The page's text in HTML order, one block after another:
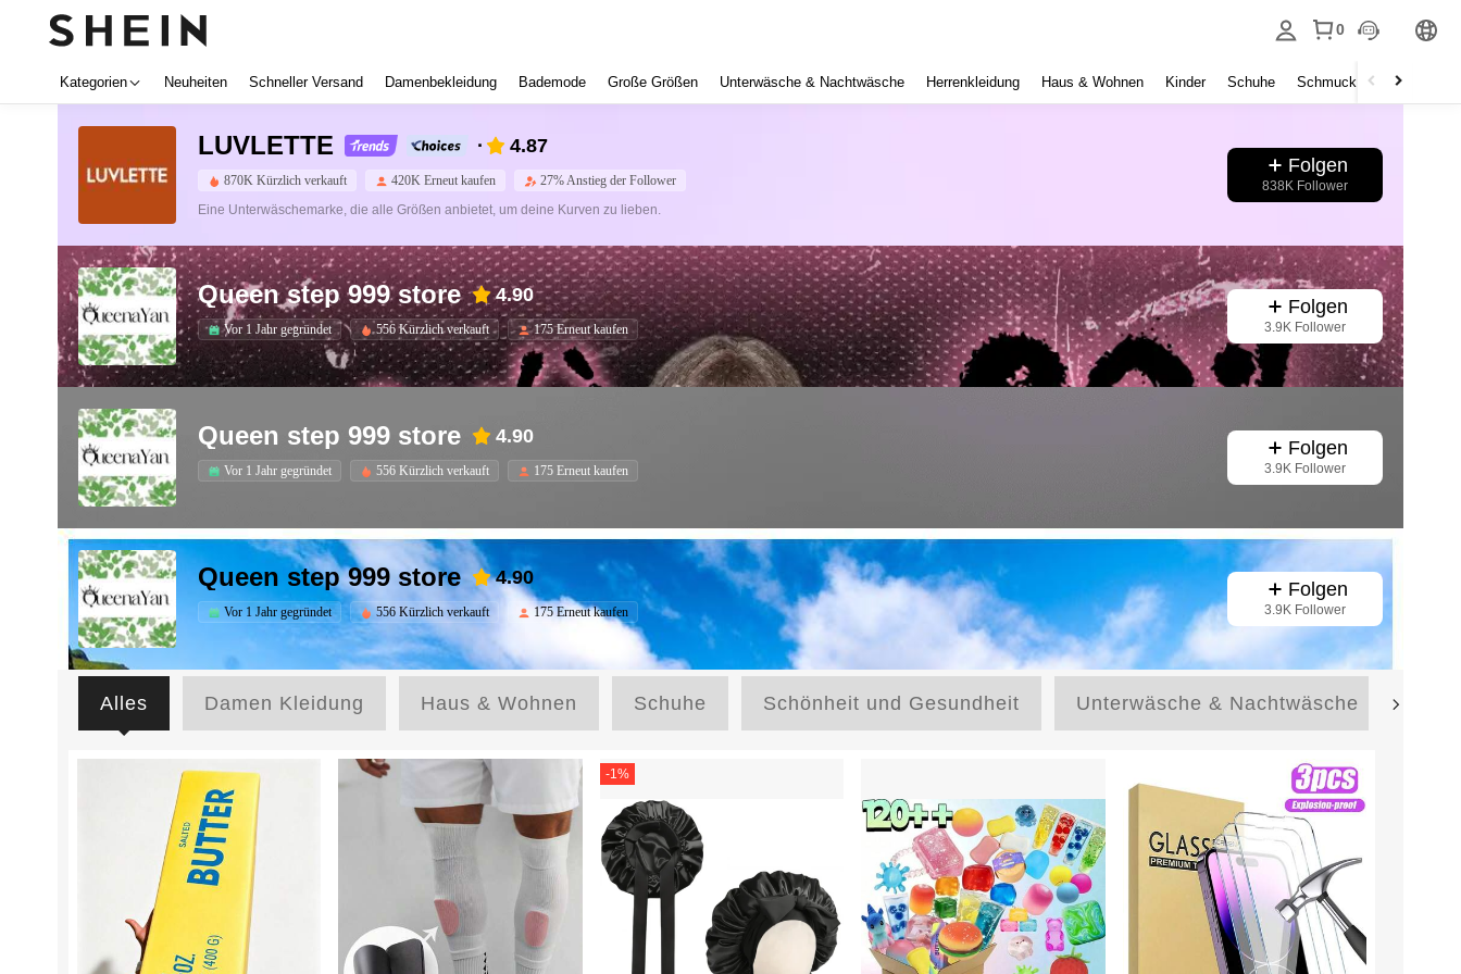
0
Kategorien Neuheiten Schneller Versand Damenbekleidung Bademode Große Größen Unterwäsche & Nachtwäsche Herrenkleidung Haus & Wohnen Kinder Schuhe Schmuck & Accessoires
LUVLETTE 4.87
870K Kürzlich verkauft 420K Erneut kaufen
27% Anstieg der Follower
Eine Unterwäschemarke, die alle Größen anbietet, um deine Kurven zu lieben.
Folgen
838K Follower
Queen step 999 store 4.90
Vor 1 Jahr gegründet 556 Kürzlich verkauft 175 Erneut kaufen
Folgen
3.9K Follower
Queen step 999 store 4.90
Vor 1 Jahr gegründet 556 Kürzlich verkauft 175 Erneut kaufen
Folgen
3.9K Follower
Queen step 999 store 4.90
Vor 1 Jahr gegründet 556 Kürzlich verkauft 175 Erneut kaufen
Folgen
3.9K Follower
Alles Damen Kleidung Haus & Wohnen Schuhe Schönheit und Gesundheit Unterwäsche & Nachtwäsche
-1%